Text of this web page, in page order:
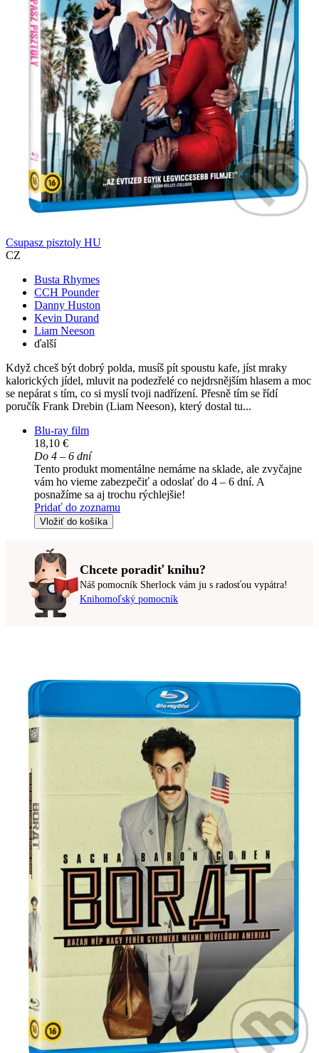
Csupasz pisztoly HU
CZ
Busta Rhymes
CCH Pounder
Danny Huston
Kevin Durand
Liam Neeson
ďalší
Když chceš být dobrý polda, musíš pít spoustu kafe, jíst mraky
kalorických jídel, mluvit na podezřelé co nejdrsnějším hlasem a moc
se nepárat s tím, co si myslí tvoji nadřízení. Přesně tím se řídí
poručík Frank Drebin (Liam Neeson), který dostal tu...
Blu-ray film
18,10 €
Do 4 – 6 dní
Tento produkt momentálne nemáme na sklade, ale zvyčajne
vám ho vieme zabezpečiť a odoslať do 4 – 6 dní. A
posnažíme sa aj trochu rýchlejšie!
Pridať do zoznamu
Vložiť do košíka
Chcete poradiť knihu?
Náš pomocník Sherlock vám ju s radosťou vypátra!
Knihomoľský pomocník